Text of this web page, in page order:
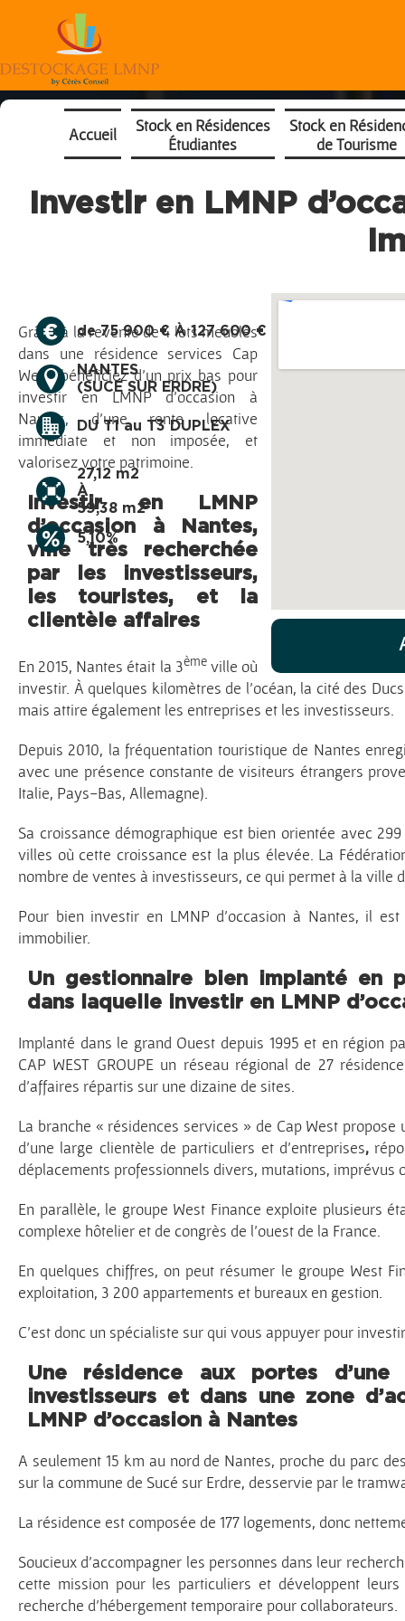
Accueil
Stock en Résidences
Étudiantes
Stock en
de Tourisme
Investir en LMNP
de 75 900 € À 127 600 €
NANTES
(SUCÉ SUR ERDRE)
DU T1 au T3 DUPLEX
27,12 m2
À
59,38 m2
5,10%
Grâce à la revente de 4 lots meublés
dans une résidence services Cap
West, bénéficiez d’un prix bas pour
investir en LMNP d’occasion à
Nantes, d’une rente locative
immédiate et non imposée, et
valorisez votre patrimoine.
Investir en LMNP
d’occasion à Nantes,
ville très recherchée
par les investisseurs,
les touristes, et la
clientèle affaires
En 2015, Nantes était la 3èmeville où
investir. À quelques kilomètres de l’océan, la cité des
mais attire également les entreprises et les investisseurs.
Depuis 2010, la fréquentation touristique de Nantes
avec une présence constante de visiteurs étrangers
Italie, Pays-Bas, Allemagne).
Sa croissance démographique est bien orientée avec
villes où cette croissance est la plus élevée. La
nombre de ventes à investisseurs, ce qui permet à la ville
Pour bien investir en LMNP d’occasion à Nantes, il
immobilier.
Un gestionnaire bien implanté en
dans laquelle investir en LMNP
Implanté dans le grand Ouest depuis 1995 et en région
CAP WEST GROUPE un réseau régional de 27
d’affaires répartis sur une dizaine de sites.
La branche « résidences services » de Cap West
d’une large clientèle de particuliers et d’entreprises,
déplacements professionnels divers, mutations, imprévus
En parallèle, le groupe West Finance exploite plusieurs
complexe hôtelier et de congrès de l’ouest de la France.
En quelques chiffres, on peut résumer le groupe West
exploitation, 3 200 appartements et bureaux en gestion.
C’est donc un spécialiste sur qui vous appuyer pour
Une résidence aux portes
investisseurs et dans une zone
LMNP d’occasion à Nantes
A seulement 15 km au nord de Nantes, proche du parc
sur la commune de Sucé sur Erdre, desservie par le
La résidence est composée de 177 logements, donc
Soucieux d’accompagner les personnes dans leur
cette mission pour les particuliers et développent
recherche d’hébergement temporaire pour collaborateurs.